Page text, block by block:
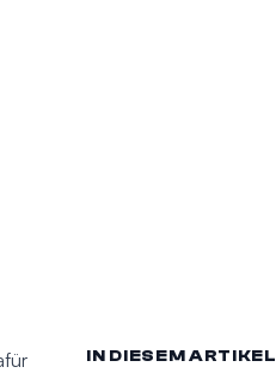
IN DIESEM ARTIKEL